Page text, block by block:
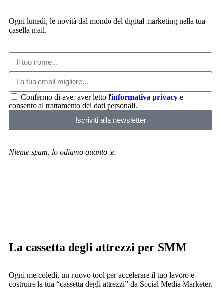
Ogni lunedì, le novità dal mondo del digital marketing nella tua
casella mail.
Confermo di aver aver letto l'informativa privacy e
consento al trattamento dei dati personali.
Iscriviti alla newsletter
Niente spam, lo odiamo quanto te.
La cassetta degli attrezzi per SMM
Ogni mercoledì, un nuovo tool per accelerare il tuo lavoro e
costruire la tua “cassetta degli attrezzi” da Social Media Marketer.